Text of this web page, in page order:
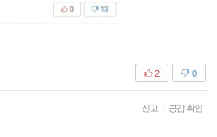
0
2
신고 공감 확인